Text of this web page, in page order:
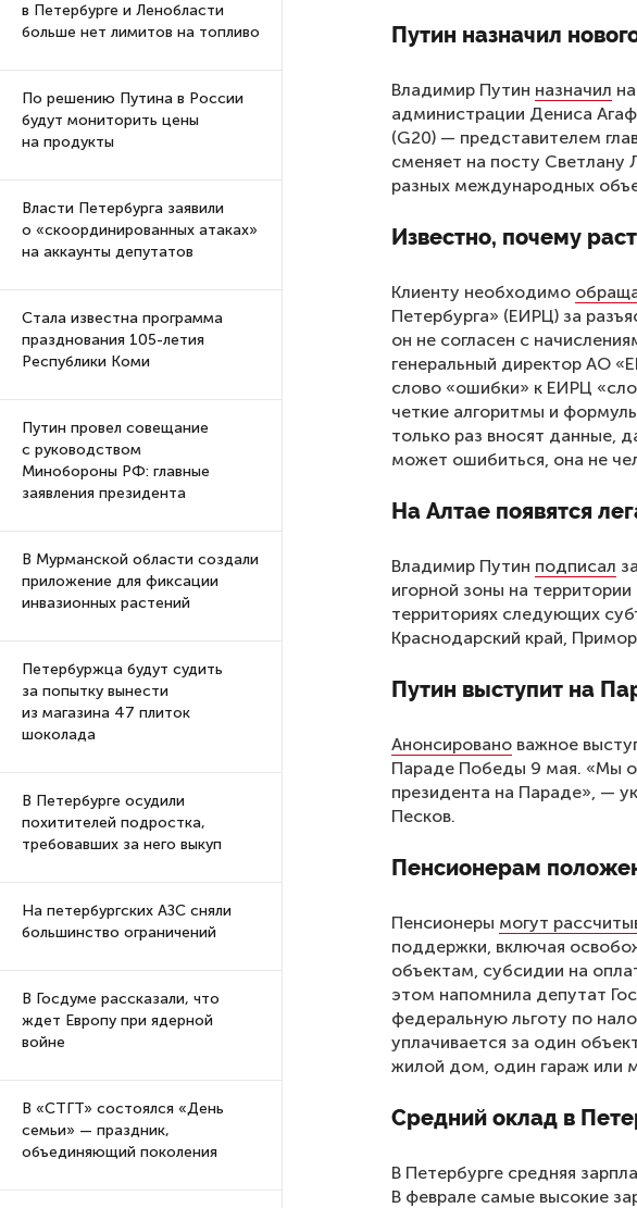
в Петербурге и Ленобласти
больше нет лимитов на топливо
По решению Путина в России
будут мониторить цены
на продукты
Власти Петербурга заявили
о «скоординированных атаках»
на аккаунты депутатов
Стала известна программа
празднования 105-летия
Республики Коми
Путин провел совещание
с руководством
Минобороны РФ: главные
заявления президента
В Мурманской области создали
приложение для фиксации
инвазионных растений
Петербуржца будут судить
за попытку вынести
из магазина 47 плиток
шоколада
В Петербурге осудили
похитителей подростка,
требовавших за него выкуп
На петербургских АЗС сняли
большинство ограничений
В Госдуме рассказали, что
ждет Европу при ядерной
войне
В «СТГТ» состоялся «День
семьи» — праздник,
объединяющий поколения
Путин назначил
Владимир Путин назначил
администрации Дениса
(G20) — представителем
сменяет на посту
разных международных
Известно, почему
Клиенту необходимо
Петербурга» (ЕИРЦ) за
он не согласен с
генеральный директор АО
слово «ошибки» к ЕИРЦ
четкие алгоритмы и
только раз вносят данные,
может ошибиться, она не
На Алтае появятся
Владимир Путин подписал
игорной зоны на
территориях следующих
Краснодарский край,
Путин выступит на
Анонсировано важное
Параде Победы 9 мая. «Мы
президента на Параде», —
Песков.
Пенсионерам
Пенсионеры могут
поддержки, включая
объектам, субсидии на
этом напомнила депутат
федеральную льготу по
уплачивается за один
жилой дом, один гараж или
Средний оклад в
В Петербурге средняя
В феврале самые высокие